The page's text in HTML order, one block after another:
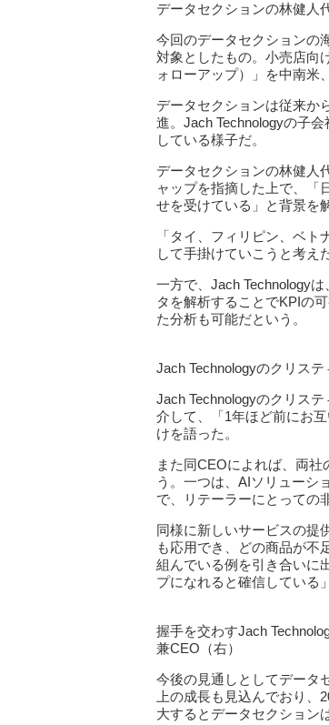
データセクションの林健人
今回のデータセクションの
対象としたもの。小売店向
ォローアップ）」を中南米
データセクションは従来か
進。Jach Technologyの子
している様子だ。
データセクションの林健人
ャップを指摘した上で、「
せを受けている」と背景を
「タイ、フィリピン、ベ
して手掛けていこうと考え
一方で、Jach Technology
タを解析することでKPIの
た分析も可能だという。
Jach Technologyのクリス
Jach Technologyのクリス
介して、「1年ほど前にお
けを語った。
また同CEOによれば、両
う。一つは、AIソリューシ
で、リテーラーにとっての
同様に新しいサービスの提
も応用でき、どの商品が不
組んでいる例を引き合いに
プになれると確信している
握手を交わすJach
兼CEO（右）
今後の見通しとしてデータ
上の成長も見込んでおり、
大するとデータセクション